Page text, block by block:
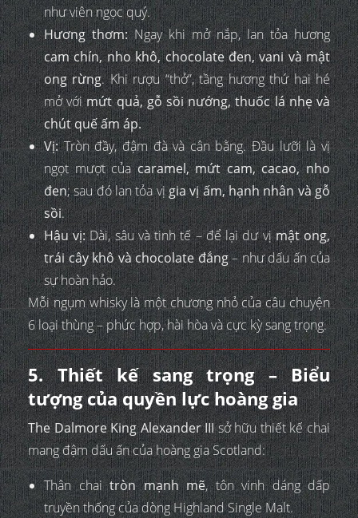
như viên ngọc quý.
Hương thơm:Ngay khi mở nắp, lan tỏa hương
cam chín, nho khô, chocolate đen, vani và mật
ong rừng. Khi rượu “thở”, tầng hương thứ hai hé
mở vớimứt quả, gỗ sồi nướng, thuốc lá nhẹ và
chút quế ấm áp.
Vị:Tròn đầy, đậm đà và cân bằng. Đầu lưỡi là vị
ngọt mượt củacaramel, mứt cam, cacao, nho
đen; sau đó lan tỏa vịgia vị ấm, hạnh nhân và gỗ
sồi.
Hậu vị:Dài, sâu và tinh tế – để lại dư vịmật ong,
trái cây khô và chocolate đắng– như dấu ấn của
sự hoàn hảo.
Mỗi ngụm whisky là một chương nhỏ của câu chuyện
6 loại thùng – phức hợp, hài hòa và cực kỳ sang trọng.
5. Thiết kế sang trọng – Biểu
tượng của quyền lực hoàng gia
The Dalmore King Alexander IIIsở hữu thiết kế chai
mang đậm dấu ấn của hoàng gia Scotland:
Thân chaitròn mạnh mẽ, tôn vinh dáng dấp
truyền thống của dòng Highland Single Malt.